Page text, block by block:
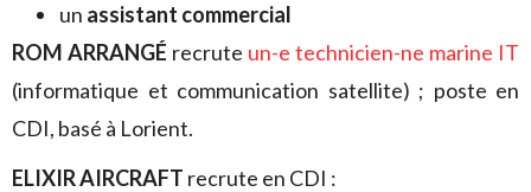
un assistant commercial
ROM ARRANGÉ recrute un-e technicien-ne marine IT
(informatique et communication satellite) ; poste en
CDI, basé à Lorient.
ELIXIR AIRCRAFT recrute en CDI :